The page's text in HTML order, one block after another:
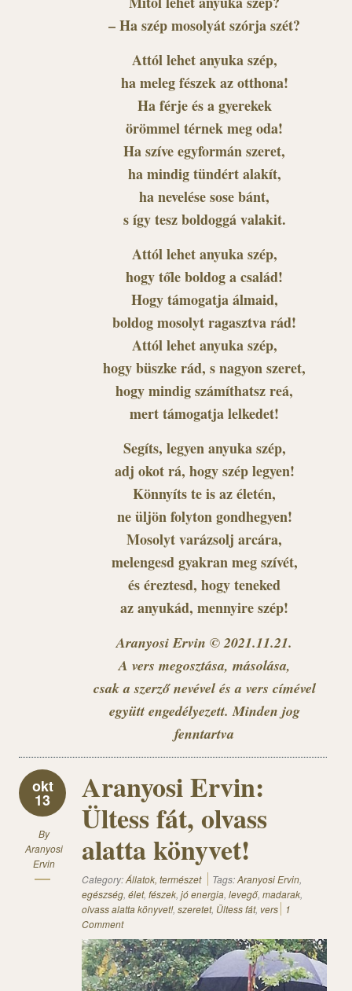
– Ha szép mosolyát szórja szét?
Attól lehet anyuka szép,
ha meleg fészek az otthona!
Ha férje és a gyerekek
örömmel térnek meg oda!
Ha szíve egyformán szeret,
ha mindig tündért alakít,
ha nevelése sose bánt,
s így tesz boldoggá valakit.
Attól lehet anyuka szép,
hogy tőle boldog a család!
Hogy támogatja álmaid,
boldog mosolyt ragasztva rád!
Attól lehet anyuka szép,
hogy büszke rád, s nagyon szeret,
hogy mindig számíthatsz reá,
mert támogatja lelkedet!
Segíts, legyen anyuka szép,
adj okot rá, hogy szép legyen!
Könnyíts te is az életén,
ne üljön folyton gondhegyen!
Mosolyt varázsolj arcára,
melengesd gyakran meg szívét,
és éreztesd, hogy teneked
az anyukád, mennyire szép!
Aranyosi Ervin © 2021.11.21.
A vers megosztása, másolása,
csak a szerző nevével és a vers címével
együtt engedélyezett. Minden jog
fenntartva
okt
13
By
Aranyosi
Ervin
Aranyosi Ervin:
Ültess fát, olvass
alatta könyvet!
Category:Állatok, természet Tags:Aranyosi Ervin,
egészség, élet, fészek, jó energia, levegő, madarak,
olvass alatta könyvet!, szeretet, Ültess fát, vers
1
Comment